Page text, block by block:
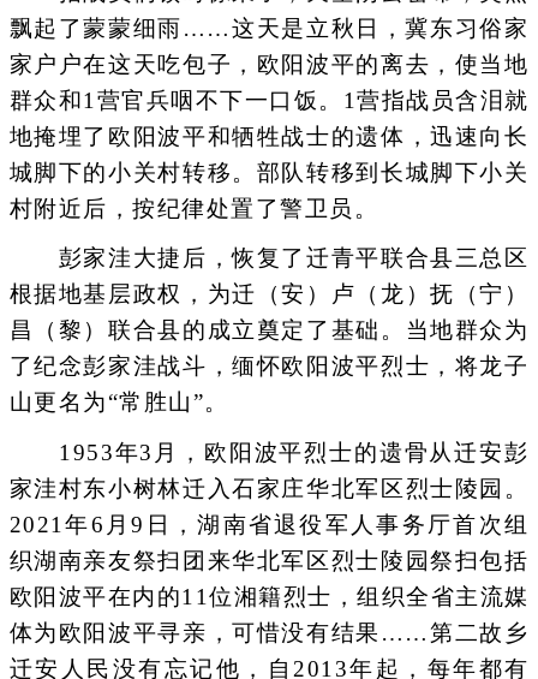
飘起了蒙蒙细雨……这天是立秋日，冀东习俗家
家户户在这天吃包子，欧阳波平的离去，使当地
群众和1营官兵咽不下一口饭。1营指战员含泪就
地掩埋了欧阳波平和牺牲战士的遗体，迅速向长
城脚下的小关村转移。部队转移到长城脚下小关
村附近后，按纪律处置了警卫员。
彭家洼大捷后，恢复了迁青平联合县三总区
根据地基层政权，为迁（安）卢（龙）抚（宁）
昌（黎）联合县的成立奠定了基础。当地群众为
了纪念彭家洼战斗，缅怀欧阳波平烈士，将龙子
山更名为“常胜山”。
1953年3月，欧阳波平烈士的遗骨从迁安彭
家洼村东小树林迁入石家庄华北军区烈士陵园。
2021年6月9日，湖南省退役军人事务厅首次组
织湖南亲友祭扫团来华北军区烈士陵园祭扫包括
欧阳波平在内的11位湘籍烈士，组织全省主流媒
体为欧阳波平寻亲，可惜没有结果……第二故乡
迁安人民没有忘记他，自2013年起，每年都有